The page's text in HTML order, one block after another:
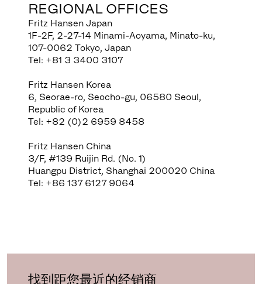
REGIONAL OFFICES
Fritz Hansen Japan
1F-2F, 2-27-14 Minami-Aoyama, Minato-ku,
107-0062 Tokyo, Japan
Tel: +81 3 3400 3107
Fritz Hansen Korea
6, Seorae-ro, Seocho-gu, 06580 Seoul,
Republic of Korea
Tel: +82 (0)2 6959 8458
Fritz Hansen China
3/F, #139 Ruijin Rd. (No. 1)
Huangpu District, Shanghai 200020 China
Tel: +86 137 6127 9064
找到距您最近的经销商